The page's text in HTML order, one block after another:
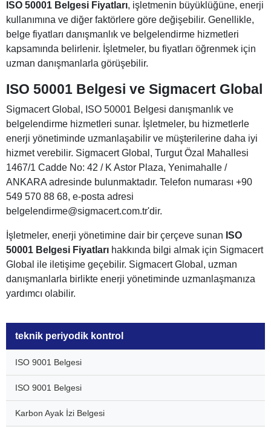
teknik periyodik kontrol
ISO 9001 Belgesi
ISO 9001 Belgesi
Karbon Ayak İzi Belgesi
ISO 50001 Belgesi Fiyatları, işletmenin büyüklüğüne, enerji
kullanımına ve diğer faktörlere göre değişebilir. Genellikle,
belge fiyatları danışmanlık ve belgelendirme hizmetleri
kapsamında belirlenir. İşletmeler, bu fiyatları öğrenmek için
uzman danışmanlarla görüşebilir.
ISO 50001 Belgesi ve Sigmacert Global
Sigmacert Global, ISO 50001 Belgesi danışmanlık ve
belgelendirme hizmetleri sunar. İşletmeler, bu hizmetlerle
enerji yönetiminde uzmanlaşabilir ve müşterilerine daha iyi
hizmet verebilir. Sigmacert Global, Turgut Özal Mahallesi
1467/1 Cadde No: 42 / K Astor Plaza, Yenimahalle /
ANKARA adresinde bulunmaktadır. Telefon numarası +90
549 570 88 68, e-posta adresi
belgelendirme@sigmacert.com.tr'dir.
İşletmeler, enerji yönetimine dair bir çerçeve sunan ISO
50001 Belgesi Fiyatları hakkında bilgi almak için Sigmacert
Global ile iletişime geçebilir. Sigmacert Global, uzman
danışmanlarla birlikte enerji yönetiminde uzmanlaşmanıza
yardımcı olabilir.